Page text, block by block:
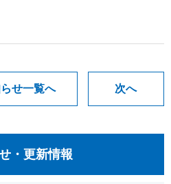
せ一覧へ 次へ
・更新情報